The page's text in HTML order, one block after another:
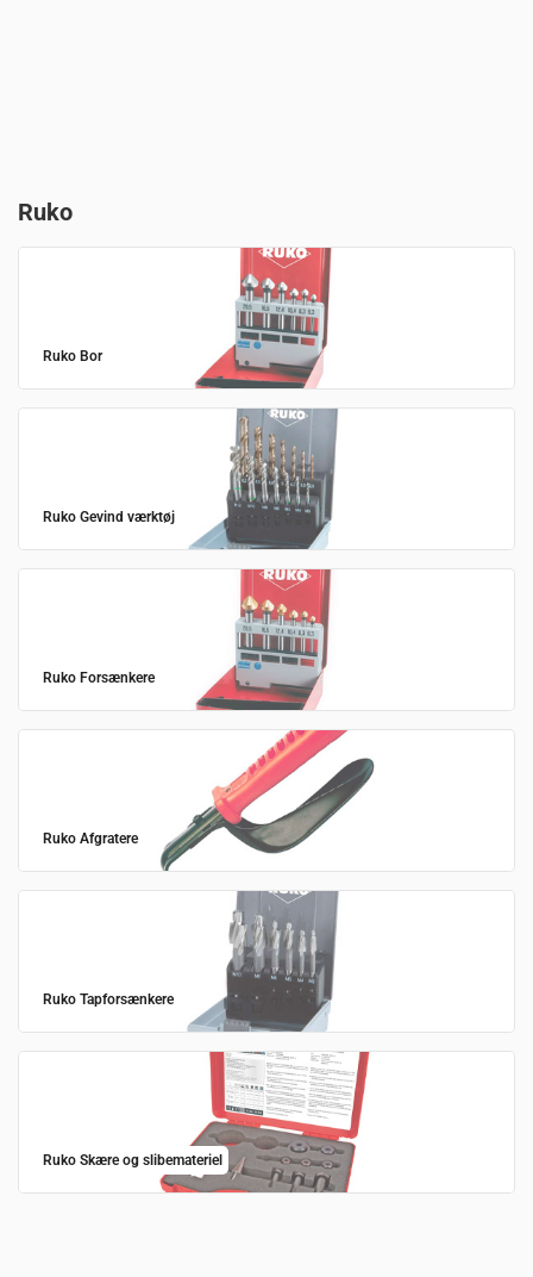
Ruko
Ruko Bor
Ruko Gevind værktøj
Ruko Forsænkere
Ruko Afgratere
Ruko Tapforsænkere
Ruko Skære og slibemateriel